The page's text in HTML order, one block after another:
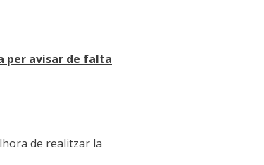
per avisar de falta
de realitzar la